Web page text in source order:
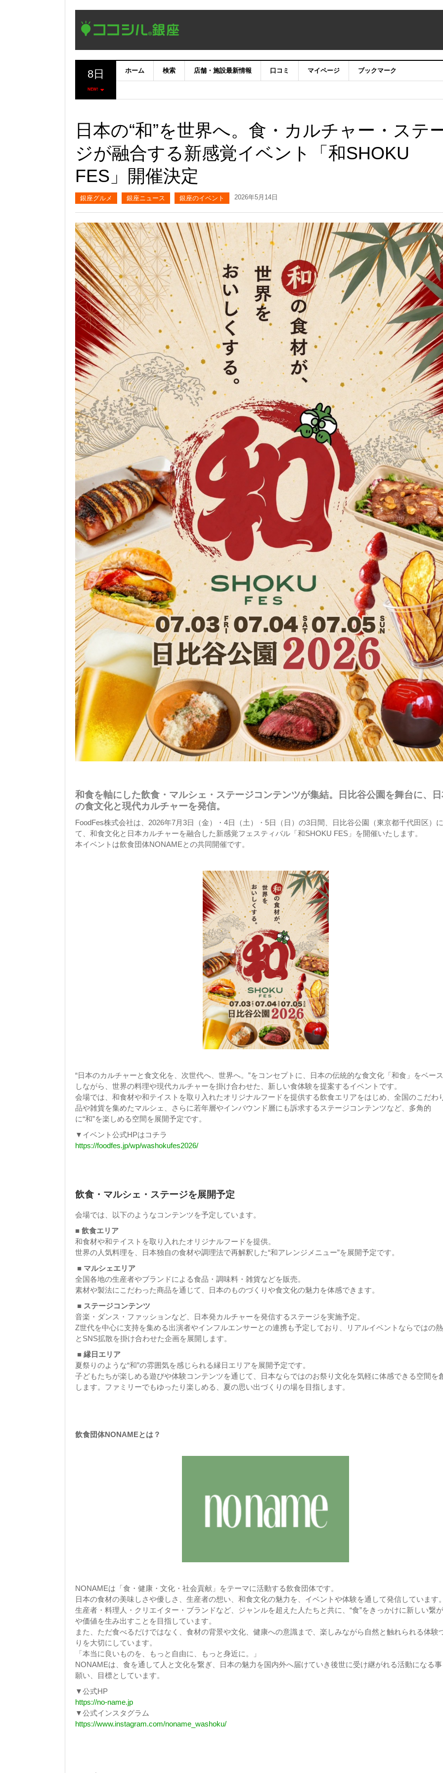
8日
NEW!
ホーム 検索 店舗・施設最新情報 口コミ マイページ ブックマーク
日本の“和”を世界へ。食・カルチャー・ステ
ジが融合する新感覚イベント「和SHOKU
FES」開催決定
銀座グルメ 銀座ニュース 銀座のイベント 2026年5月14日
和食を軸にした飲食・マルシェ・ステージコンテンツが集結。日比谷公園を舞台に、
の食文化と現代カルチャーを発信。
FoodFes株式会社は、2026年7月3日（金）・4日（土）・5日（日）の3日間、日比谷公園（東京都千代田区）に
て、和食文化と日本カルチャーを融合した新感覚フェスティバル「和SHOKU FES」を開催いたします。
本イベントは飲食団体NONAMEとの共同開催です。
“日本のカルチャーと食文化を、次世代へ、世界へ。”をコンセプトに、日本の伝統的な食文化「和食」をベー
しながら、世界の料理や現代カルチャーを掛け合わせた、新しい食体験を提案するイベントです。
会場では、和食材や和テイストを取り入れたオリジナルフードを提供する飲食エリアをはじめ、全国のこだわ
品や雑貨を集めたマルシェ、さらに若年層やインバウンド層にも訴求するステージコンテンツなど、多角的
に“和”を楽しめる空間を展開予定です。
▼イベント公式HPはコチラ
https://foodfes.jp/wp/washokufes2026/
飲食・マルシェ・ステージを展開予定
会場では、以下のようなコンテンツを予定しています。
■ 飲食エリア
和食材や和テイストを取り入れたオリジナルフードを提供。
世界の人気料理を、日本独自の食材や調理法で再解釈した“和アレンジメニュー”を展開予定です。
■ マルシェエリア
全国各地の生産者やブランドによる食品・調味料・雑貨などを販売。
素材や製法にこだわった商品を通じて、日本のものづくりや食文化の魅力を体感できます。
■ ステージコンテンツ
音楽・ダンス・ファッションなど、日本発カルチャーを発信するステージを実施予定。
Z世代を中心に支持を集める出演者やインフルエンサーとの連携も予定しており、リアルイベントならではの
とSNS拡散を掛け合わせた企画を展開します。
■ 縁日エリア
夏祭りのような“和”の雰囲気を感じられる縁日エリアを展開予定です。
子どもたちが楽しめる遊びや体験コンテンツを通じて、日本ならではのお祭り文化を気軽に体感できる空間を
します。ファミリーでもゆったり楽しめる、夏の思い出づくりの場を目指します。
飲食団体NONAMEとは？
NONAMEは「食・健康・文化・社会貢献」をテーマに活動する飲食団体です。
日本の食材の美味しさや優しさ、生産者の想い、和食文化の魅力を、イベントや体験を通して発信しています
生産者・料理人・クリエイター・ブランドなど、ジャンルを超えた人たちと共に、“食”をきっかけに新しい繋
や価値を生み出すことを目指しています。
また、ただ食べるだけではなく、食材の背景や文化、健康への意識まで、楽しみながら自然と触れられる体験
りを大切にしています。
「本当に良いものを、もっと自由に、もっと身近に。」
NONAMEは、食を通して人と文化を繋ぎ、日本の魅力を国内外へ届けていき後世に受け継がれる活動になる
願い、目標としています。
▼公式HP
https://no-name.jp
▼公式インスタグラム
https://www.instagram.com/noname_washoku/